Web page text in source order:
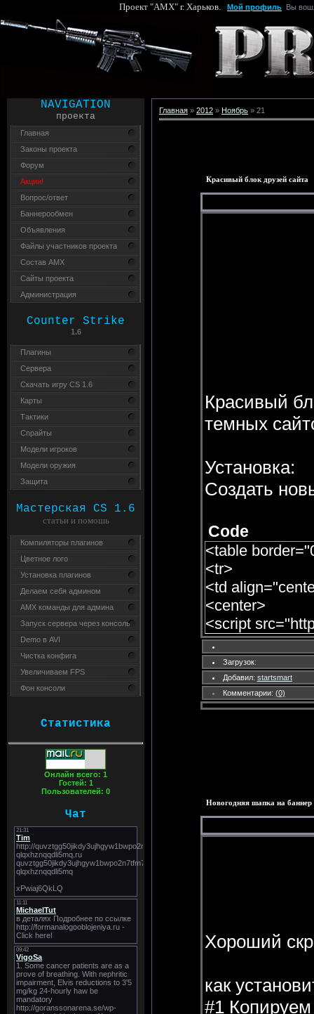
Проект "AMX" г. Харьков. Мой профиль Вы
NAVIGATION
проекта
Главная
Законы проекта
Форум
Акции!
Вопрос/ответ
Баннерообмен
Объявления
Файлы участников проекта
Состав AMX
Сайты проекта
Администрация
Counter Strike
1.6
Плагины
Сервера
Скачать игру CS 1.6
Карты
Тактики
Спрайты
Модели игроков
Модели оружия
Защита
Мастерская CS 1.6
статьи и помошь
Компиляторы плагинов
Цветное лого
Установка плагинов
Делаем себя админом
AMX команды для админа
Запуск сервера через консоль
Demo в AVI
Чистка конфига
Увеличиваем FPS
Фон консоли
Статистика
Онлайн всего: 1
Гостей: 1
Пользователей: 0
Чат
Главная » 2012 » Ноябрь » 21
Красивый блок друзей сайта
Красивый
темных
Установка:
Создать
Code
<table
<tr>
<td
<center>
<script
Загрузок:
Добавил: startsmart
Комментарии: (0)
Новогодняя шапка на баннер
Хороший
как
#1